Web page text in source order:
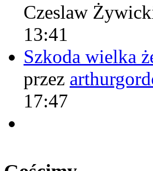
Czeslaw
13:41
Szkoda wielka
przez
17:47